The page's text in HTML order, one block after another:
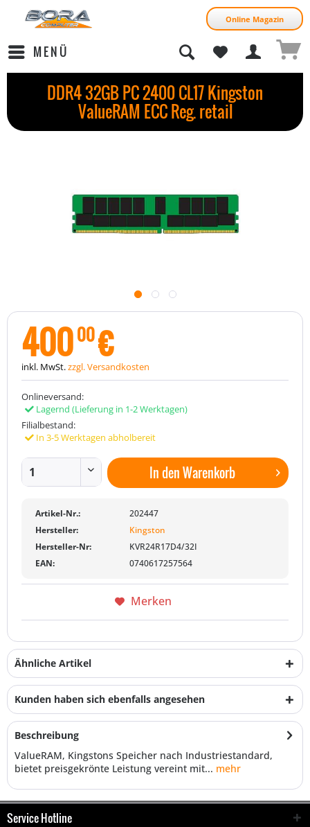
Online Magazin
MENÜ
DDR4 32GB PC 2400 CL17 Kingston
ValueRAM ECC Reg. retail
40000€
inkl. MwSt.zzgl. Versandkosten
Onlineversand:
Lagernd (Lieferung in 1-2 Werktagen)
Filialbestand:
In 3-5 Werktagen abholbereit
In denWarenkorb
Artikel-Nr.:
202447
Hersteller:
Kingston
Hersteller-Nr:
KVR24R17D4/32I
EAN:
0740617257564
Merken
Ähnliche Artikel
Kunden haben sich ebenfalls angesehen
Beschreibung
ValueRAM, Kingstons Speicher nach Industriestandard,
bietet preisgekrönte Leistung vereint mit... mehr
Service Hotline